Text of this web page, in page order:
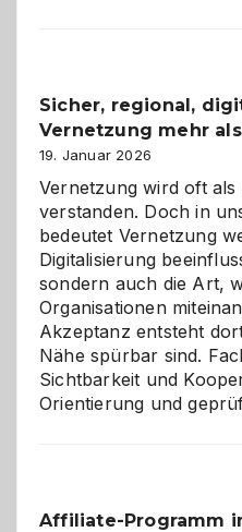
ein
dreifaches
Alaaf!
Sicher, regional,
Vernetzung mehr
19. Januar 2026
Vernetzung wird oft
verstanden. Doch in
bedeutet Vernetzung
Digitalisierung
sondern auch die Art,
Organisationen
Akzeptanz entsteht
Nähe spürbar sind.
Sichtbarkeit und
Orientierung und
Affiliate-Programm